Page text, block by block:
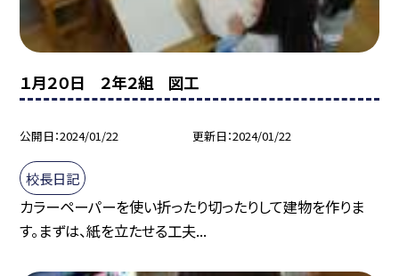
１月２０日 ２年２組 図工
公開日 2024/01/22 更新日 2024/01/22
校長日記
カラーペーパーを使い折ったり切ったりして建物を作りま
す。まずは、紙を立たせる工夫...